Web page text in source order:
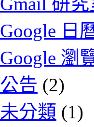
Google 日
Google 瀏
公告 (2)
未分類 (1)